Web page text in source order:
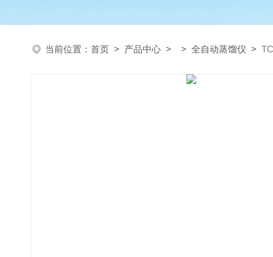
当前位置： 首页 > 产品中心 > > 全自动蒸馏仪 >